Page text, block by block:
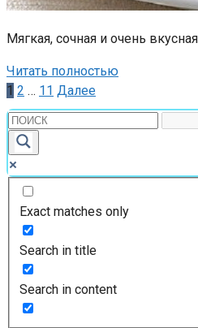
Мягкая, сочная и очень
Читать полностью
Пагинация
записей
1 2 … 11 Далее
Exact matches only
Search in title
Search in content